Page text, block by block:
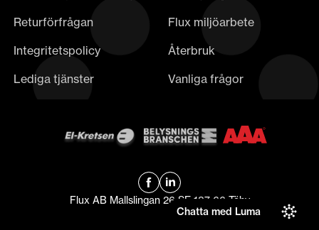
Chatta med Luma
Returförfrågan
Flux miljöarbete
Integritetspolicy
Återbruk
Lediga tjänster
Vanliga frågor
Flux AB Mallslingan 26 SE-187 66 Täby